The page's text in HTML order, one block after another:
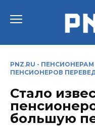
PNZ.RU - ПЕНСИОНЕРАМ
ПЕНСИОНЕРОВ
Стало
большую